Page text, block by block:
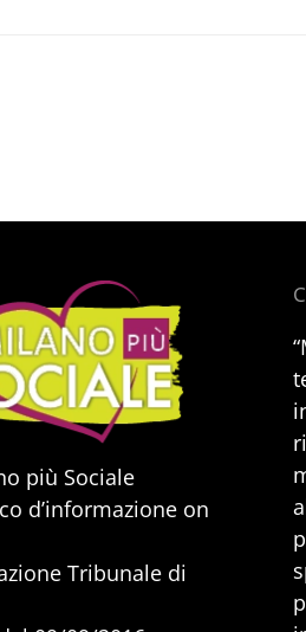
più Sociale
d’informazione on
Tribunale di